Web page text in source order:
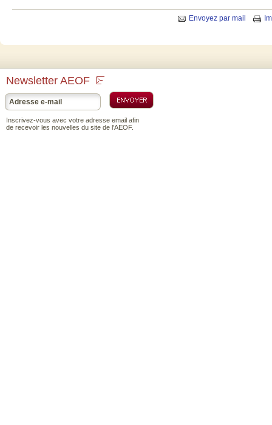
Envoyez par mail
Newsletter AEOF
Inscrivez-vous avec votre adresse email afin
de recevoir les nouvelles du site de l'AEOF.